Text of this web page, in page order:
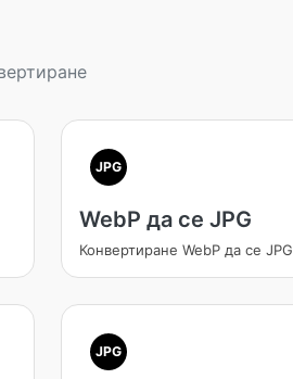
JPG
WebP да се JPG
Конвертиране WebP да се JPG
JPG